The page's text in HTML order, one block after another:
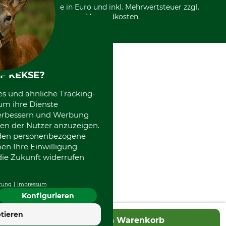
In den Warenkorb
Datenschutz Print
Community
International
Kooperationen
Alle Preise in Euro und inkl. Mehrwertsteuer zzgl.
Versandkosten.
KEKSE?
und ähnliche Tracking-
ihre Dienste
und Werbung
der Nutzer anzuzeigen.
personenbezogene
Ihre Einwilligung
Zukunft widerrufen
Impressum
Konfigurieren